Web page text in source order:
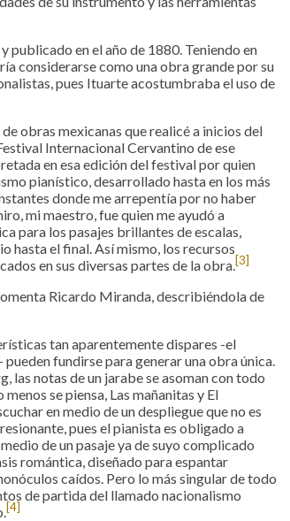
publicado en el año de 1880. Teniendo en
considerarse como una obra grande por su
pues Ituarte acostumbraba el uso de
obras mexicanas que realicé a inicios del
Internacional Cervantino de ese
en esa edición del festival por quien
pianístico, desarrollado hasta en los más
donde me arrepentía por no haber
mi maestro, fue quien me ayudó a
para los pasajes brillantes de escalas,
hasta el final. Así mismo, los recursos
en sus diversas partes de la obra.[3]
Ricardo Miranda, describiéndola de
tan aparentemente dispares -el
fundirse para generar una obra única.
las notas de un jarabe se asoman con todo
se piensa, Las mañanitas y El
en medio de un despliegue que no es
pues el pianista es obligado a
de un pasaje ya de suyo complicado
romántica, diseñado para espantar
caídos. Pero lo más singular de todo
de partida del llamado nacionalismo
[4]